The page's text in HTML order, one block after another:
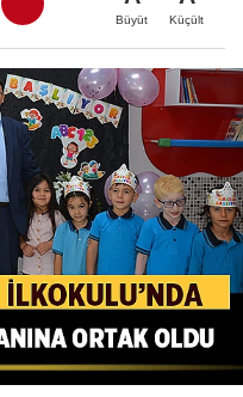
Büyüt Küçült